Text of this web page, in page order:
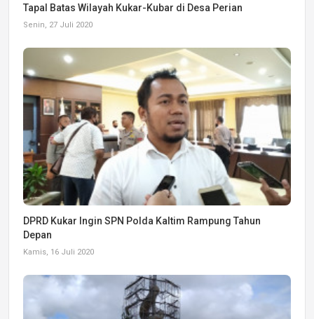
Tapal Batas Wilayah Kukar-Kubar di Desa Perian
Senin, 27 Juli 2020
DPRD Kukar Ingin SPN Polda Kaltim Rampung Tahun
Depan
Kamis, 16 Juli 2020